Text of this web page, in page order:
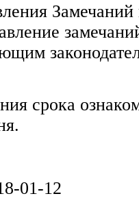
Замечаний
срока
01-12